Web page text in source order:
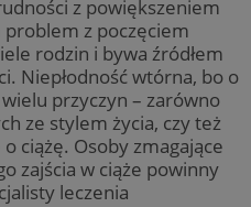
z powiększeniem
z poczęciem
rodzin i bywa źródłem
Niepłodność wtórna, bo o
przyczyn – zarówno
ze stylem życia, czy też
ciążę. Osoby zmagające
zajścia w ciąże powinny
leczenia